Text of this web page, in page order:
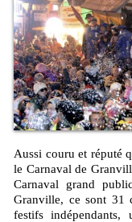
Aussi couru et réputé que les carnavals de Nice et de Dunkerque,
le Carnaval de
Carnaval grand
Granville, ce sont 31
festifs indépendants,